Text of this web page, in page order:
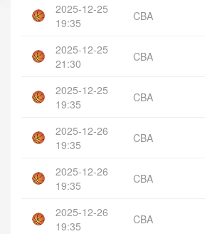
2025-12-25
19:35
CBA
2025-12-25
21:30
CBA
2025-12-25
19:35
CBA
2025-12-26
19:35
CBA
2025-12-26
19:35
CBA
2025-12-26
19:35
CBA